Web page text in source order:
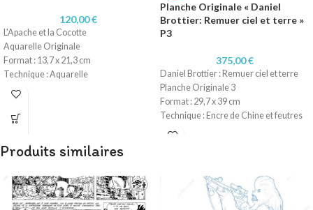
120,00€
L'Apache et la Cocotte
Aquarelle Originale
Format : 13,7 x 21,3 cm
Technique : Aquarelle
Papier : Papier 300 gr
Planche Originale « Daniel
Brottier: Remuer ciel et terre »
P3
375,00€
Daniel Brottier : Remuer ciel et terre
Planche Originale 3
Format : 29,7 x 39 cm
Technique : Encre de Chine et feutres
Papier : Papier 220 gr
Produits similaires